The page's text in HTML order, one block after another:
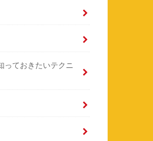
っておきたいテクニ